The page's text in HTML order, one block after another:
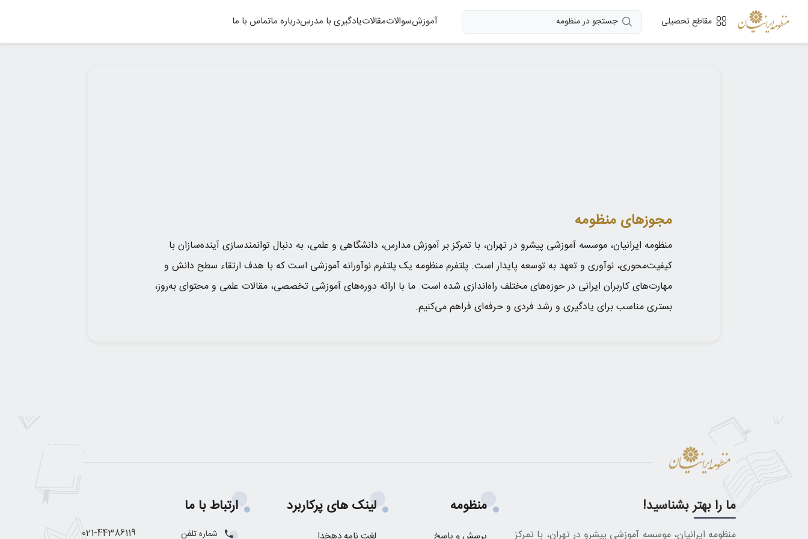
مقاطع تحصیلی جستجو در منظومه آموزشسوالاتمقالاتیادگیری با مدرسدرباره ماتماس با ما
مجوزهای منظومه
منظومه ایرانیان، موسسه آموزشی پیشرو در تهران، با تمرکز بر آموزش مدارس، دانشگاهی و علمی، به دنبال توانمندسازی آینده‌سازان با
کیفیت‌محوری، نوآوری و تعهد به توسعه پایدار است. پلتفرم منظومه یک پلتفرم نوآورانه آموزشی است که با هدف ارتقاء سطح دانش و
مهارت‌های کاربران ایرانی در حوزه‌های مختلف راه‌اندازی شده است. ما با ارائه دوره‌های آموزشی تخصصی، مقالات علمی و محتوای به‌روز،
بستری مناسب برای یادگیری و رشد فردی و حرفه‌ای فراهم می‌کنیم.
ما را بهتر بشناسید!
منظومه ایرانیان، موسسه آموزشی پیشرو در تهران، با تمرکز
منظومه لینک های پرکاربرد ارتباط با ما
شماره تلفن 021-44386119